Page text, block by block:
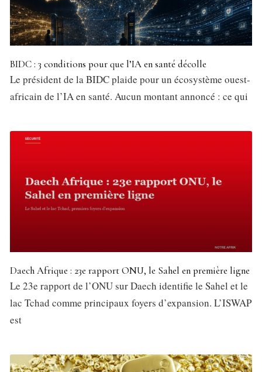
BIDC : 3 conditions pour que l’IA en santé décolle
Le président de la BIDC plaide pour un écosystème ouest-
africain de l’IA en santé. Aucun montant annoncé : ce qui
Daech Afrique : 23e rapport ONU, le Sahel en première ligne
Le 23e rapport de l’ONU sur Daech identifie le Sahel et le
lac Tchad comme principaux foyers d’expansion. L’ISWAP
est